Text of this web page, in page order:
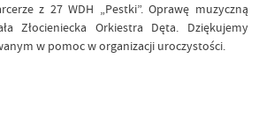
z 27 WDH „Pestki”. Oprawę muzyczną
Złocieniecka Orkiestra Dęta. Dziękujemy
w pomoc w organizacji uroczystości.